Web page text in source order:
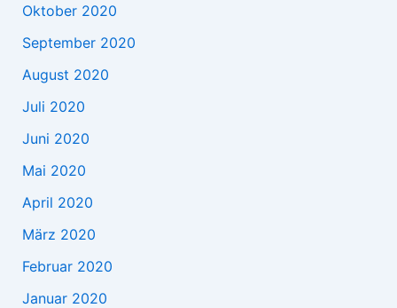
Oktober 2020
September 2020
August 2020
Juli 2020
Juni 2020
Mai 2020
April 2020
März 2020
Februar 2020
Januar 2020